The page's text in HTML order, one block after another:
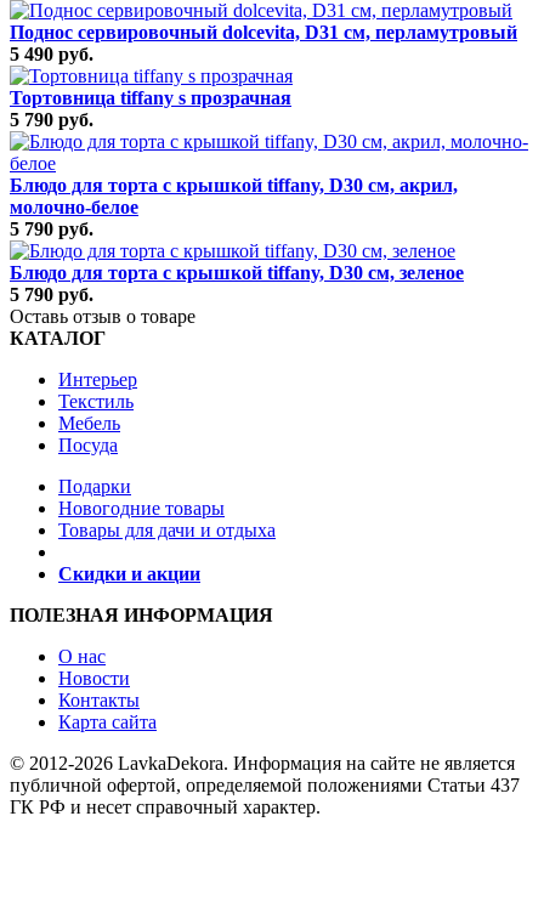
Поднос сервировочный dolcevita, D31 см, перламутровый
5 490 руб.
Тортовница tiffany s прозрачная
5 790 руб.
Блюдо для торта с крышкой tiffany, D30 см, акрил,
молочно-белое
5 790 руб.
Блюдо для торта с крышкой tiffany, D30 см, зеленое
5 790 руб.
Оставь отзыв о товаре
КАТАЛОГ
Интерьер
Текстиль
Мебель
Посуда
Подарки
Новогодние товары
Товары для дачи и отдыха
Скидки и акции
ПОЛЕЗНАЯ ИНФОРМАЦИЯ
О нас
Новости
Контакты
Карта сайта
© 2012-2026 LavkaDekora. Информация на сайте не является
публичной офертой, определяемой положениями Статьи 437
ГК РФ и несет справочный характер.